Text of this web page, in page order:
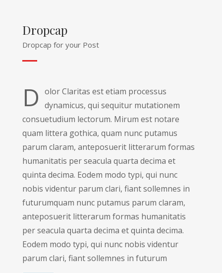
Dropcap
Dropcap for your Post
D olor Claritas est etiam processus
dynamicus, qui sequitur mutationem
consuetudium lectorum. Mirum est notare
quam littera gothica, quam nunc putamus
parum claram, anteposuerit litterarum formas
humanitatis per seacula quarta decima et
quinta decima. Eodem modo typi, qui nunc
nobis videntur parum clari, fiant sollemnes in
futurumquam nunc putamus parum claram,
anteposuerit litterarum formas humanitatis
per seacula quarta decima et quinta decima.
Eodem modo typi, qui nunc nobis videntur
parum clari, fiant sollemnes in futurum